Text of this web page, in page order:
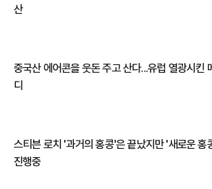
산
중국산 에어콘을 웃돈 주고 산다...유럽 열광시킨
디
스티븐 로치 '과거의 홍콩'은 끝났지만 '새로운 홍
진행중